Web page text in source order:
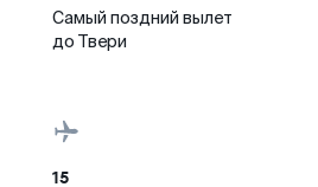
Самый поздний вылет
до Твери
15